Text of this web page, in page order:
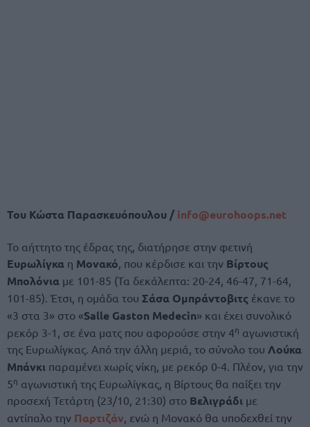
Του Κώστα Παρασκευόπουλου / info@eurohoops.net
Το αήττητο της έδρας της, διατήρησε στην φετινή
Ευρωλίγκα η Μονακό, που κέρδισε και την Βίρτους
Μπολόνια με 101-85 (Τα δεκάλεπτα: 20-24, 46-47, 71-64,
101-85). Έτσι, η ομάδα του Σάσα Ομπράντοβιτς έκανε το
«3 στα 3» στο «Salle Gaston Medecin» και έχει συνολικό
ρεκόρ 3-1, σε ένα ματς που αφορούσε στην 4η αγωνιστική
της Ευρωλίγκας. Από την άλλη μεριά, το σύνολο του Λούκα
Μπάνκι παραμένει χωρίς νίκη, με ρεκόρ 0-4. Πλέον, για την
5η αγωνιστική της Ευρωλίγκας, η Βίρτους θα παίξει την
προσεχή Τετάρτη (23/10, 21:30) στο Βελιγράδι με
αντίπαλο την Παρτιζάν, ενώ η Μονακό θα υποδεχθεί την